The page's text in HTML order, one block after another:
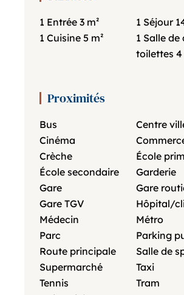
1 Entrée 3 m² 1 Séjour
1 Cuisine 5 m²
1 Salle
toilettes 4
Proximités
Bus
Centre
Cinéma
Crèche
École
École secondaire
Garderie
Gare
Gare
Gare TGV
Hôpital/
Médecin
Métro
Parc
Parking
Route principale
Salle de
Supermarché
Taxi
Tennis
Tram